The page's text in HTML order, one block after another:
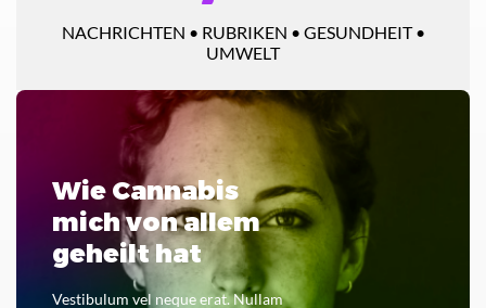
NACHRICHTEN • RUBRIKEN • GESUNDHEIT •
UMWELT
Wie Cannabis
mich von allem
geheilt hat
Vestibulum vel neque erat. Nullam